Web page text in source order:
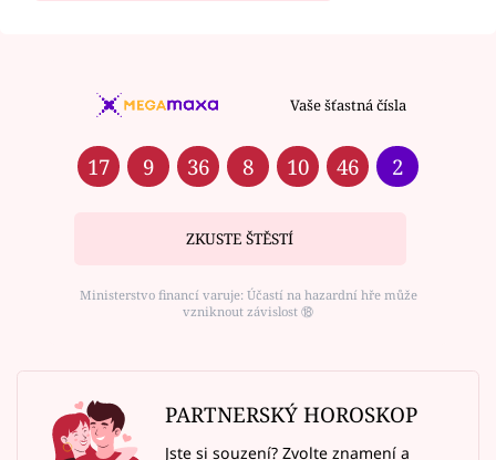
Vaše šťastná čísla
17 9 36 8 10 46 2
ZKUSTE ŠTĚSTÍ
Ministerstvo financí varuje: Účastí na hazardní hře může
vzniknout závislost ⑱
PARTNERSKÝ HOROSKOP
Jste si souzení? Zvolte znamení a